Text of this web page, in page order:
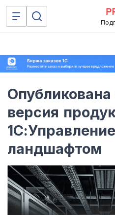
версия
1С:Управление
ландшафтом